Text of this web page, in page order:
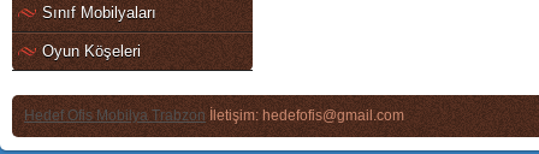
Sınıf Mobilyaları
Oyun Köşeleri
Hedef Ofis Mobilya Trabzonİletişim: hedefofis@gmail.com